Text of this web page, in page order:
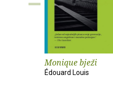
Monique bježi
Édouard Louis